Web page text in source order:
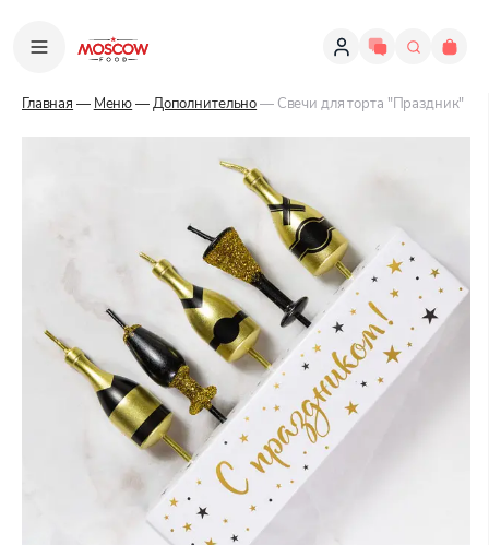
Главная — Меню—Дополнительно— Свечи для торта "Праздник"